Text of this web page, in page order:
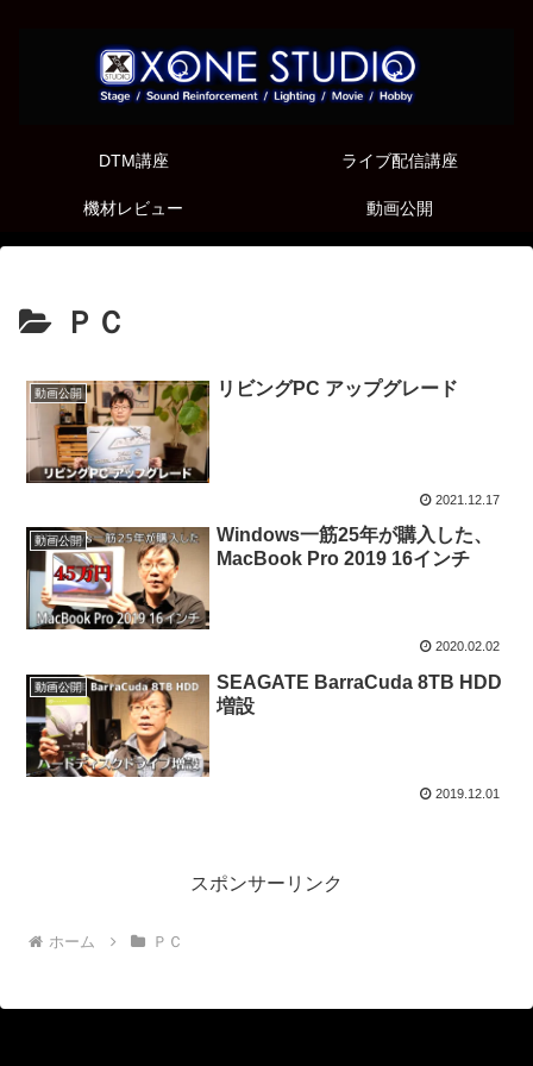
DTM講座 ライブ配信講座
機材レビュー 動画公開
ＰＣ
動画公開 リビングPC アップグレード
2021.12.17
動画公開
Windows一筋25年が購入した、
MacBook Pro 2019 16インチ
2020.02.02
動画公開
SEAGATE BarraCuda 8TB HDD
増設
2019.12.01
スポンサーリンク
ホーム ＰＣ